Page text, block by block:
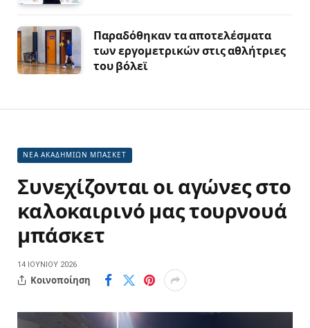
Παραδόθηκαν τα αποτελέσματα
των εργομετρικών στις αθλήτριες
του βόλεϊ
ΝΕΑ ΑΚΑΔΗΜΙΩΝ ΜΠΑΣΚΕΤ
Συνεχίζονται οι αγώνες στο
καλοκαιρινό μας τουρνουά
μπάσκετ
14 ΙΟΥΝΊΟΥ 2026
Κοινοποίηση